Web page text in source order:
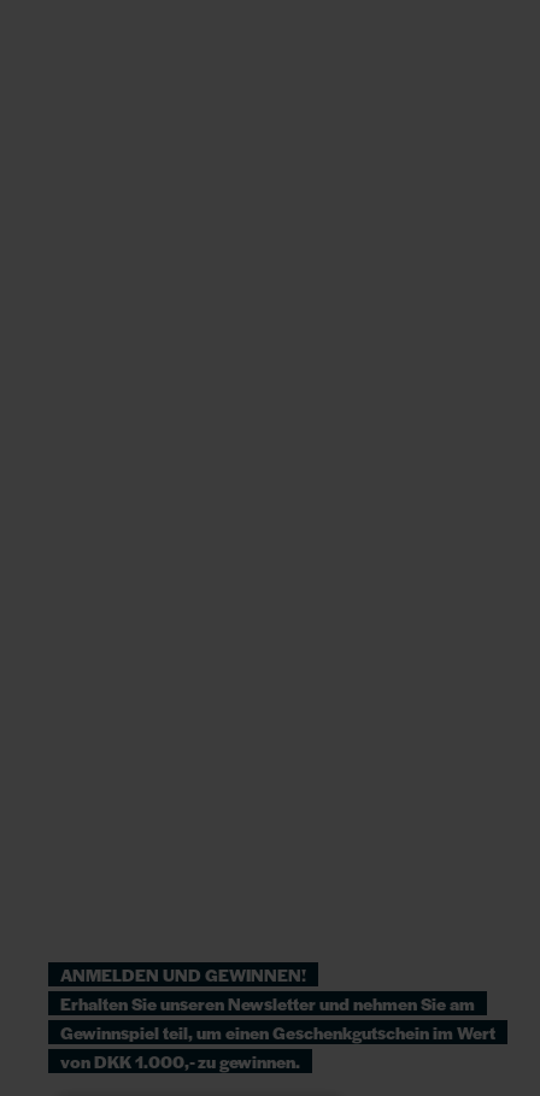
ANMELDEN UND GEWINNEN!
Erhalten Sie unseren Newsletter und nehmen Sie am
Gewinnspiel teil, um einen Geschenkgutschein im Wert
von DKK 1.000,- zu gewinnen.